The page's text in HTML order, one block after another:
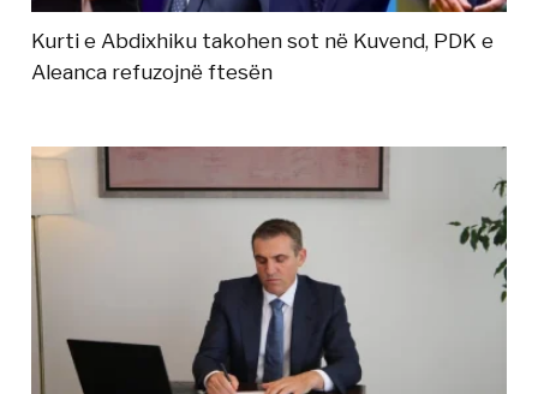
Kurti e Abdixhiku takohen sot në Kuvend, PDK e
Aleanca refuzojnë ftesën